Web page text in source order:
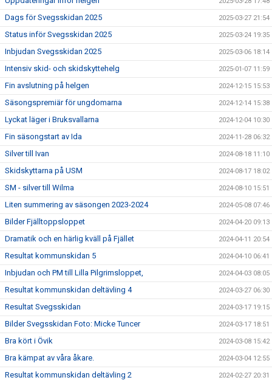
Dags för Svegsskidan 2025 2025-03-27 21:54
Status inför Svegsskidan 2025 2025-03-24 19:35
Inbjudan Svegsskidan 2025 2025-03-06 18:14
Intensiv skid- och skidskyttehelg 2025-01-07 11:59
Fin avslutning på helgen 2024-12-15 15:53
Säsongspremiär för ungdomarna 2024-12-14 15:38
Lyckat läger i Bruksvallarna 2024-12-04 10:30
Fin säsongstart av Ida 2024-11-28 06:32
Silver till Ivan 2024-08-18 11:10
Skidskyttarna på USM 2024-08-17 18:02
SM - silver till Wilma 2024-08-10 15:51
Liten summering av säsongen 2023-2024 2024-05-08 07:46
Bilder Fjälltoppsloppet 2024-04-20 09:13
Dramatik och en härlig kväll på Fjället 2024-04-11 20:54
Resultat kommunskidan 5 2024-04-10 06:41
Inbjudan och PM till Lilla Pilgrimsloppet, 2024-04-03 08:05
Resultat kommunskidan deltävling 4 2024-03-27 06:30
Resultat Svegsskidan 2024-03-17 19:15
Bilder Svegsskidan Foto: Micke Tuncer 2024-03-17 18:51
Bra kört i Övik 2024-03-08 15:42
Bra kämpat av våra åkare. 2024-03-04 12:55
Resultat kommunskidan deltävling 2 2024-02-27 20:31